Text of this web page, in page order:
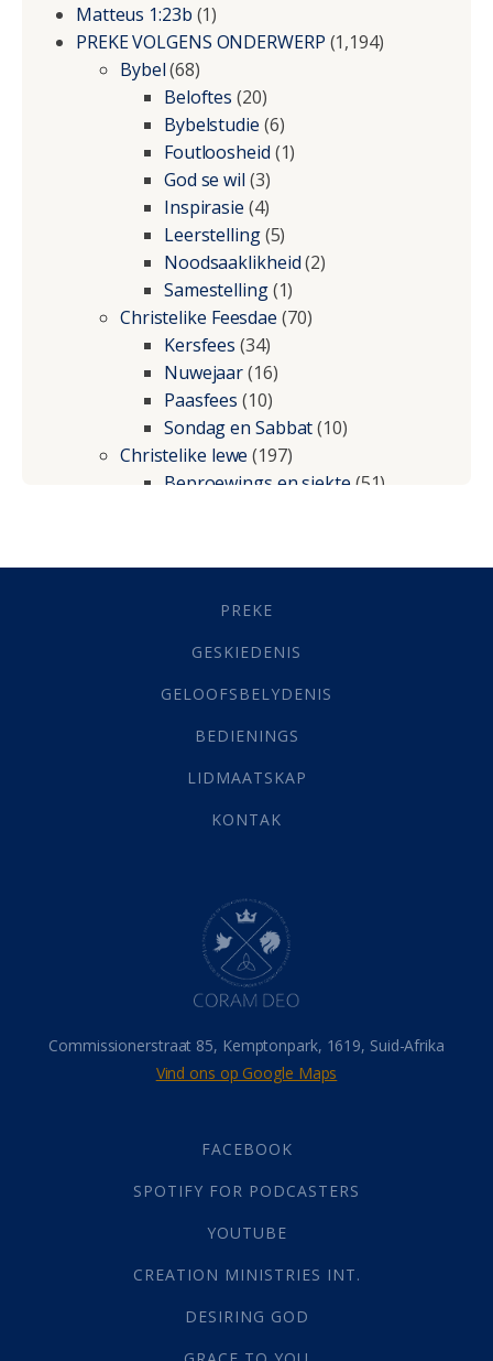
Matteus 1:23b (1)
PREKE VOLGENS ONDERWERP (1,194)
Bybel(68)
Beloftes (20)
Bybelstudie (6)
Foutloosheid (1)
God se wil (3)
Inspirasie (4)
Leerstelling(5)
Noodsaaklikheid(2)
Samestelling(1)
Christelike Feesdae (70)
Kersfees (34)
Nuwejaar(16)
Paasfees (10)
Sondag en Sabbat(10)
Christelike lewe (197)
Beproewings en siekte(51)
Geestelike Groei(10)
(21)
Grys Areas(4)
Lewensdoel(3)
Selfondersoek(1)
Werk(22)
(142)
Hemel (31)
Israel (14)
Millennium(1)
Oordeelsdag(19)
Verheerlikte liggaam
Wederkoms
(27)
Gebed(87)
Die Onse Vader(12)
God(392)
Afgode(23)
Almag(1)
Alomteenwoordig
PREKE
GESKIEDENIS
GELOOFSBELYDENIS
BEDIENINGS
LIDMAATSKAP
KONTAK
Commissionerstraat 85, Kemptonpark, 1619, Suid-Afrika
Vind ons op Google Maps
FACEBOOK
SPOTIFY FOR PODCASTERS
YOUTUBE
CREATION MINISTRIES INT.
DESIRING GOD